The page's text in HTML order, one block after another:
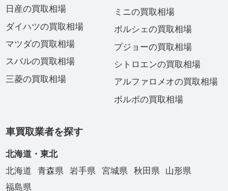
日産の買取相場
ダイハツの買取相場
マツダの買取相場
スバルの買取相場
三菱の買取相場
ミニの買取相場
ポルシェの買取相場
プジョーの買取相場
シトロエンの買取相場
アルファロメオの買取相場
ボルボの買取相場
車買取業者を探す
北海道・東北
北海道
青森県 岩手県 宮城県 秋田県
山形県
福島県